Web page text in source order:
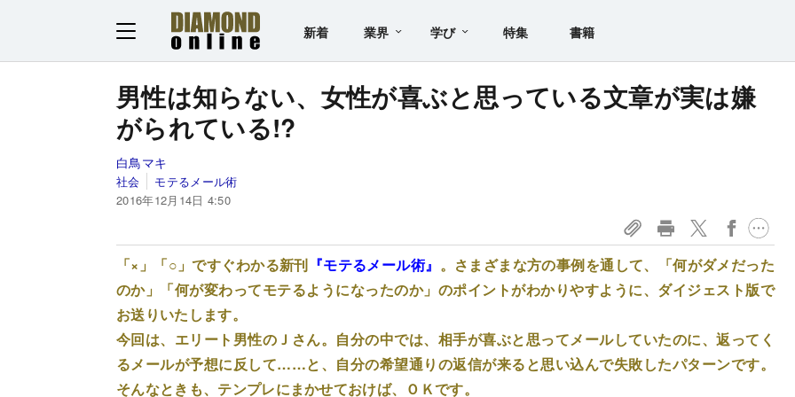
新着 業界 学び 特集 書籍
男性は知らない、女性が喜ぶと思っている文章が実は嫌
がられている!?
白鳥マキ
社会
モテるメール術
2016年12月14日 4:50
「×」「○」ですぐわかる新刊 『モテるメール術』 。さまざまな方の事例を通して、「何がダメだった
のか」「何が変わってモテるようになったのか」のポイントがわかりやすように、ダイジェスト版で
お送りいたします。
今回は、エリート男性のＪさん。自分の中では、相手が喜ぶと思ってメールしていたのに、返ってく
るメールが予想に反して……と、自分の希望通りの返信が来ると思い込んで失敗したパターンです。
そんなときも、テンプレにまかせておけば、ＯＫです。